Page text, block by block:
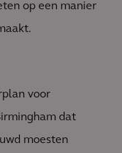
op een manier
voor
dat
moesten